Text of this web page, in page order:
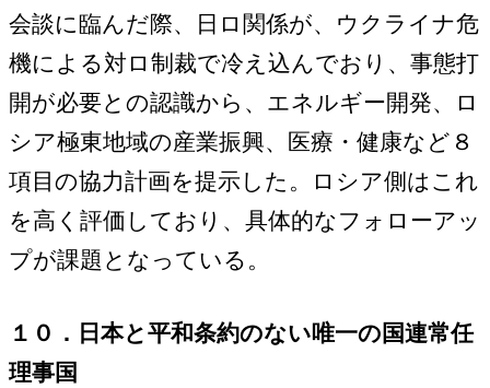
会談に臨んだ際、日ロ関係が、ウクライナ危
機による対ロ制裁で冷え込んでおり、事態打
開が必要との認識から、エネルギー開発、ロ
シア極東地域の産業振興、医療・健康など８
項目の協力計画を提示した。ロシア側はこれ
を高く評価しており、具体的なフォローアッ
プが課題となっている。
１０．日本と平和条約のない唯一の国連常任
理事国